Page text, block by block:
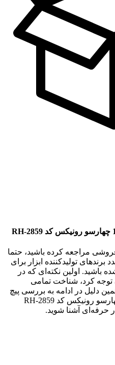
مراجعه کرده باشید، حتما
تولیدکننده ابزار برای
باشید. اولین نکته‌ای که در
توجه کرد، شناخت تمامی
دلیل در ادامه به بررسی پیچ
گوشتی دسته کریستالی 5*150 چهارسو رونیکس کد RH-2859
حرفه‌ای آشنا شوید.